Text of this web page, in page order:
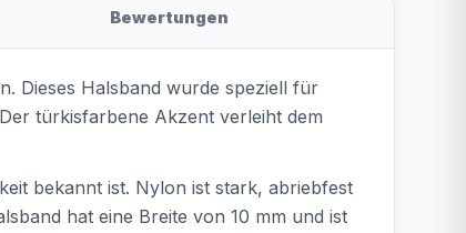
Bewertungen
Dieses Halsband wurde speziell für
türkisfarbene Akzent verleiht dem
bekannt ist. Nylon ist stark, abriebfest
hat eine Breite von 10 mm und ist